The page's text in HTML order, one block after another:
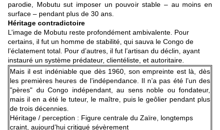
parodie, Mobutu sut imposer un pouvoir stable – au moins en
surface – pendant plus de 30 ans.
Héritage contradictoire
L’image de Mobutu reste profondément ambivalente. Pour
certains, il fut un homme de stabilité, qui sauva le Congo de
l’éclatement total. Pour d’autres, il fut l’artisan du déclin, ayant
instauré un système prédateur, clientéliste, et autoritaire.
Mais il est indéniable que dès 1960, son empreinte est là, dès
les premières heures de l’indépendance. Il n’a pas été l’un des
"pères" du Congo indépendant, au sens noble ou fondateur,
mais il en a été le tuteur, le maître, puis le geôlier pendant plus
de trois décennies.
Héritage / perception : Figure centrale du Zaïre, longtemps
craint, aujourd’hui critiqué sévèrement